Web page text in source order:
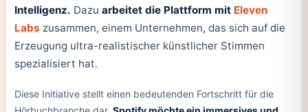
Intelligenz. Dazu arbeitet die Plattform mit Eleven
Labs zusammen, einem Unternehmen, das sich auf die
Erzeugung ultra-realistischer künstlicher Stimmen
spezialisiert hat.
Diese Initiative stellt einen bedeutenden Fortschritt für die